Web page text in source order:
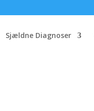
Sjældne Diagnoser